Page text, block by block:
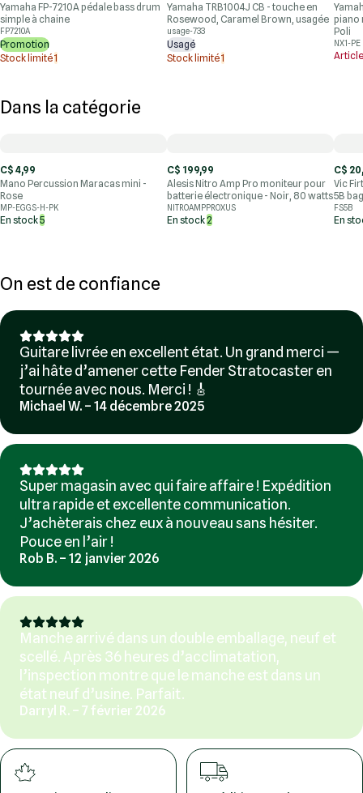
Yamaha FP-7210A pédale bass drum
simple à chaine
FP7210A
Promotion
Stock limité1
Yamaha TRB1004J CB - touche en
Rosewood, Caramel Brown, usagée
usage-733
Usagé
Stock limité1
piano
Poli
NX1-PE
Dans la catégorie
C$ 4,99
Mano Percussion Maracas mini -
Rose
MP-EGGS-H-PK
En stock5
C$ 199,99
Alesis Nitro Amp Pro moniteur pour
batterie électronique - Noir, 80 watts
NITROAMPPROXUS
En stock2
C$
Vic
5B
FS5B
En
On est de confiance
Guitare livrée en excellent état. Un grand merci —
j’ai hâte d’amener cette Fender Stratocaster en
tournée avec nous. Merci ! 🎸
Michael W. – 14 décembre 2025
Super magasin avec qui faire affaire ! Expédition
ultra rapide et excellente communication.
J’achèterais chez eux à nouveau sans hésiter.
Pouce en l’air !
Rob B. – 12 janvier 2026
Manche arrivé dans un double emballage, neuf et
scellé. Après 36 heures d’acclimatation,
l’inspection montre que le manche est dans un
état neuf d’usine. Parfait.
Darryl R. – 7 février 2026